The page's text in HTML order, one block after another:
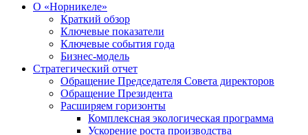
О «Норникеле»
Краткий обзор
Ключевые показатели
Ключевые события года
Бизнес-модель
Стратегический отчет
Обращение Председателя Совета директоров
Обращение Президента
Расширяем горизонты
Комплексная экологическая программа
Ускорение роста производства